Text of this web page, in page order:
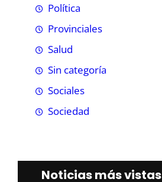
Política
Provinciales
Salud
Sin categoría
Sociales
Sociedad
Noticias más vistas